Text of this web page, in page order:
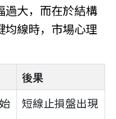
過大，而在於結構
均線時，市場心理
後果
短線止損盤出現